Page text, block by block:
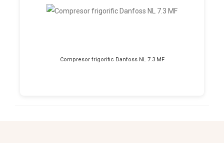
Compresor frigorific Danfoss NL 7.3 MF